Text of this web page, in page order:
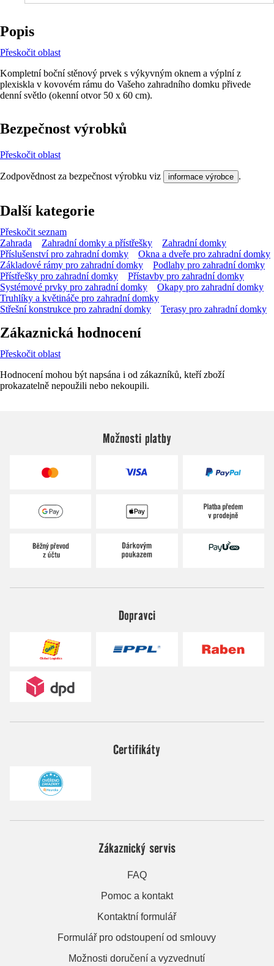
Popis
Přeskočit oblast
Kompletní boční stěnový prvek s výkyvným oknem a výplní z
plexiskla v kovovém rámu do Vašeho zahradního domku přivede
denní světlo (okenní otvor 50 x 60 cm).
Bezpečnost výrobků
Přeskočit oblast
Zodpovědnost za bezpečnost výrobku viz informace výrobce .
Další kategorie
Přeskočit seznam
Zahrada
Zahradní domky a přístřešky
Zahradní domky
Příslušenství pro zahradní domky
Okna a dveře pro zahradní domky
Základové rámy pro zahradní domky
Podlahy pro zahradní domky
Přístřešky pro zahradní domky
Přístavby pro zahradní domky
Systémové prvky pro zahradní domky
Okapy pro zahradní domky
Truhlíky a květináče pro zahradní domky
Střešní konstrukce pro zahradní domky
Terasy pro zahradní domky
Zákaznická hodnocení
Přeskočit oblast
Hodnocení mohou být napsána i od zákazníků, kteří zboží
prokazatelně nepoužili nebo nekoupili.
Možnosti platby
Dopravci
Certifikáty
Zákaznický servis
FAQ
Pomoc a kontakt
Kontaktní formulář
Formulář pro odstoupení od smlouvy
Možnosti doručení a vyzvednutí